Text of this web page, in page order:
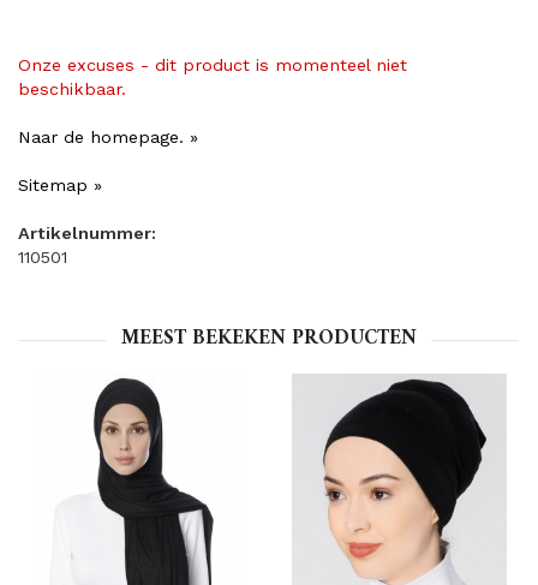
Onze excuses - dit product is momenteel niet
beschikbaar.
Naar de homepage. »
Sitemap »
Artikelnummer:
110501
MEEST BEKEKEN PRODUCTEN